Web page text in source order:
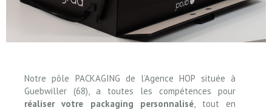
Notre pôle PACKAGING de l’Agence HOP située à
Guebwiller (68), a toutes les compétences pour
réaliservotre packaging personnalisé, tout en